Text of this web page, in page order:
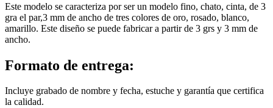
Este modelo se caracteriza por ser un modelo fino, chato, cinta, de 3
gra el par,3 mm de ancho de tres colores de oro, rosado, blanco,
amarillo. Este diseño se puede fabricar a partir de 3 grs y 3 mm de
ancho.
Formato de entrega:
Incluye grabado de nombre y fecha, estuche y garantía que certifica
la calidad.